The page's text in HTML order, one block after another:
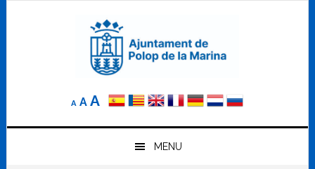
A
Reducir
elA Tamaño
AAumentar
el
tamañoMENU